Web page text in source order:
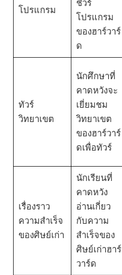
โปรแกรม
ชัวร์
โปรแกรม
ของฮาร์วาร์
ด
ทัวร์
วิทยาเขต
นักศึกษาที่
คาดหวังจะ
เยี่ยมชม
วิทยาเขต
ของฮาร์วาร์
ดเพื่อทัวร์
เรื่องราว
ความสําเร็จ
ของศิษย์เก่า
นักเรียนที่
คาดหวัง
อ่านเกี่ยว
กับความ
สําเร็จของ
ศิษย์เก่าฮาร์
วาร์ด